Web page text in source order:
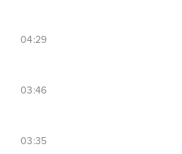
04:29
03:46
03:35